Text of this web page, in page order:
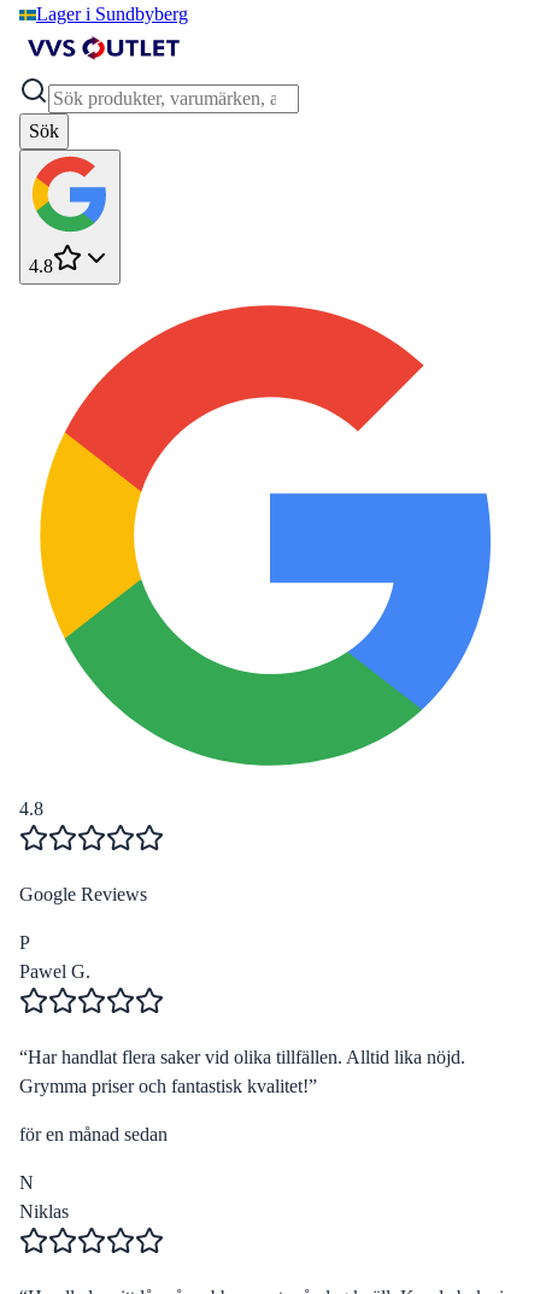
Lager i Sundbyberg
Sök
4.8
4.8
Google Reviews
P
Pawel G.
“Har handlat flera saker vid olika tillfällen. Alltid lika nöjd.
Grymma priser och fantastisk kvalitet!”
för en månad sedan
N
Niklas